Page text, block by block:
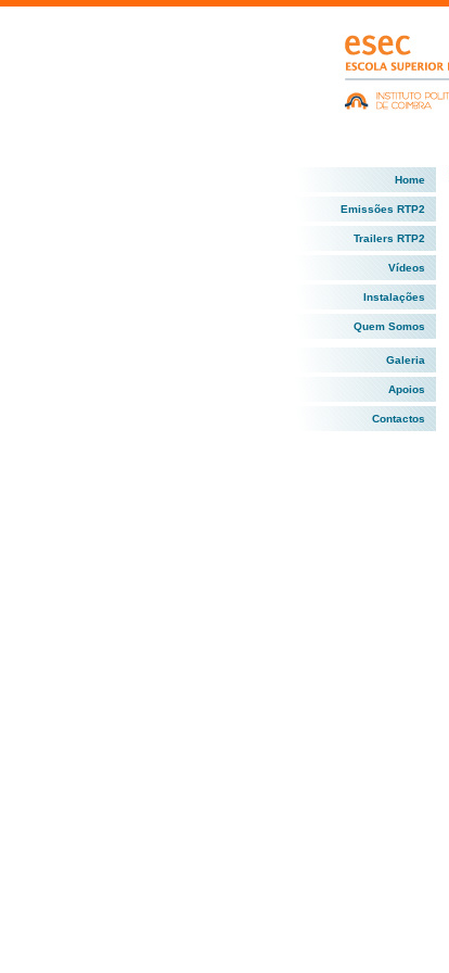
Home
Emissões RTP2
Trailers RTP2
Vídeos
Instalações
Quem Somos
Galeria
Apoios
Contactos